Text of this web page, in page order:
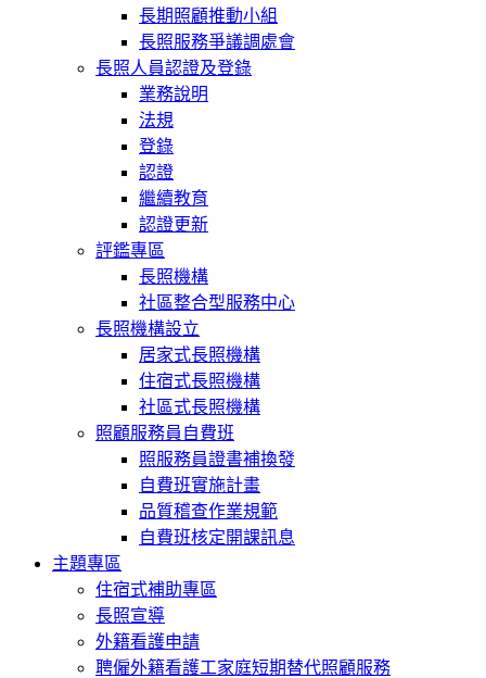
長期照顧推動小組
長照服務爭議調處會
長照人員認證及登錄
業務說明
法規
登錄
認證
繼續教育
認證更新
評鑑專區
長照機構
社區整合型服務中心
長照機構設立
居家式長照機構
住宿式長照機構
社區式長照機構
照顧服務員自費班
照服務員證書補換發
自費班實施計畫
品質稽查作業規範
自費班核定開課訊息
主題專區
住宿式補助專區
長照宣導
外籍看護申請
聘僱外籍看護工家庭短期替代照顧服務